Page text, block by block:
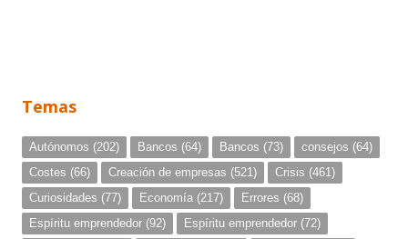
Temas
Autónomos (202) Bancos (64) Bancos (73) consejos (64)
Costes (66) Creación de empresas (521) Crisis (461)
Curiosidades (77) Economía (217) Errores (68)
Espíritu emprendedor (92) Espíritu emprendedor (72)